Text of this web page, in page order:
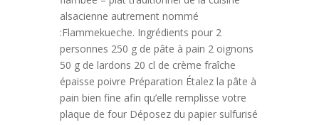
alsacienne autrement nommé
:Flammekueche. Ingrédients pour 2
personnes 250 g de pâte à pain 2 oignons
50 g de lardons 20 cl de crème fraîche
épaisse poivre Préparation Étalez la pâte à
pain bien fine afin qu’elle remplisse votre
plaque de four Déposez du papier sulfurisé